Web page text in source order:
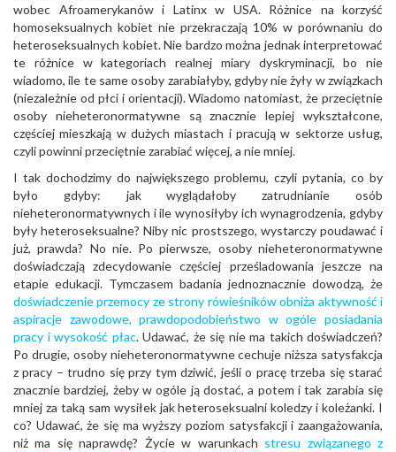
wobec Afroamerykanów i Latinx w USA. Różnice na korzyść
homoseksualnych kobiet nie przekraczają 10% w porównaniu do
heteroseksualnych kobiet. Nie bardzo można jednak interpretować
te różnice w kategoriach realnej miary dyskryminacji, bo nie
wiadomo, ile te same osoby zarabiałyby, gdyby nie żyły w związkach
(niezależnie od płci i orientacji). Wiadomo natomiast, że przeciętnie
osoby nieheteronormatywne są znacznie lepiej wykształcone,
częściej mieszkają w dużych miastach i pracują w sektorze usług,
czyli powinni przeciętnie zarabiać więcej, a nie mniej.
I tak dochodzimy do największego problemu, czyli pytania, co by
było gdyby: jak wyglądałoby zatrudnianie osób
nieheteronormatywnych i ile wynosiłyby ich wynagrodzenia, gdyby
były heteroseksualne? Niby nic prostszego, wystarczy poudawać i
już, prawda? No nie. Po pierwsze, osoby nieheteronormatywne
doświadczają zdecydowanie częściej prześladowania jeszcze na
etapie edukacji. Tymczasem badania jednoznacznie dowodzą, że
doświadczenie przemocy ze strony rówieśników obniża aktywność i
aspiracje zawodowe, prawdopodobieństwo w ogóle posiadania
pracy i wysokość płac. Udawać, że się nie ma takich doświadczeń?
Po drugie, osoby nieheteronormatywne cechuje niższa satysfakcja
z pracy – trudno się przy tym dziwić, jeśli o pracę trzeba się starać
znacznie bardziej, żeby w ogóle ją dostać, a potem i tak zarabia się
mniej za taką sam wysiłek jak heteroseksualni koledzy i koleżanki. I
co? Udawać, że się ma wyższy poziom satysfakcji i zaangażowania,
niż ma się naprawdę? Życie w warunkach stresu związanego z